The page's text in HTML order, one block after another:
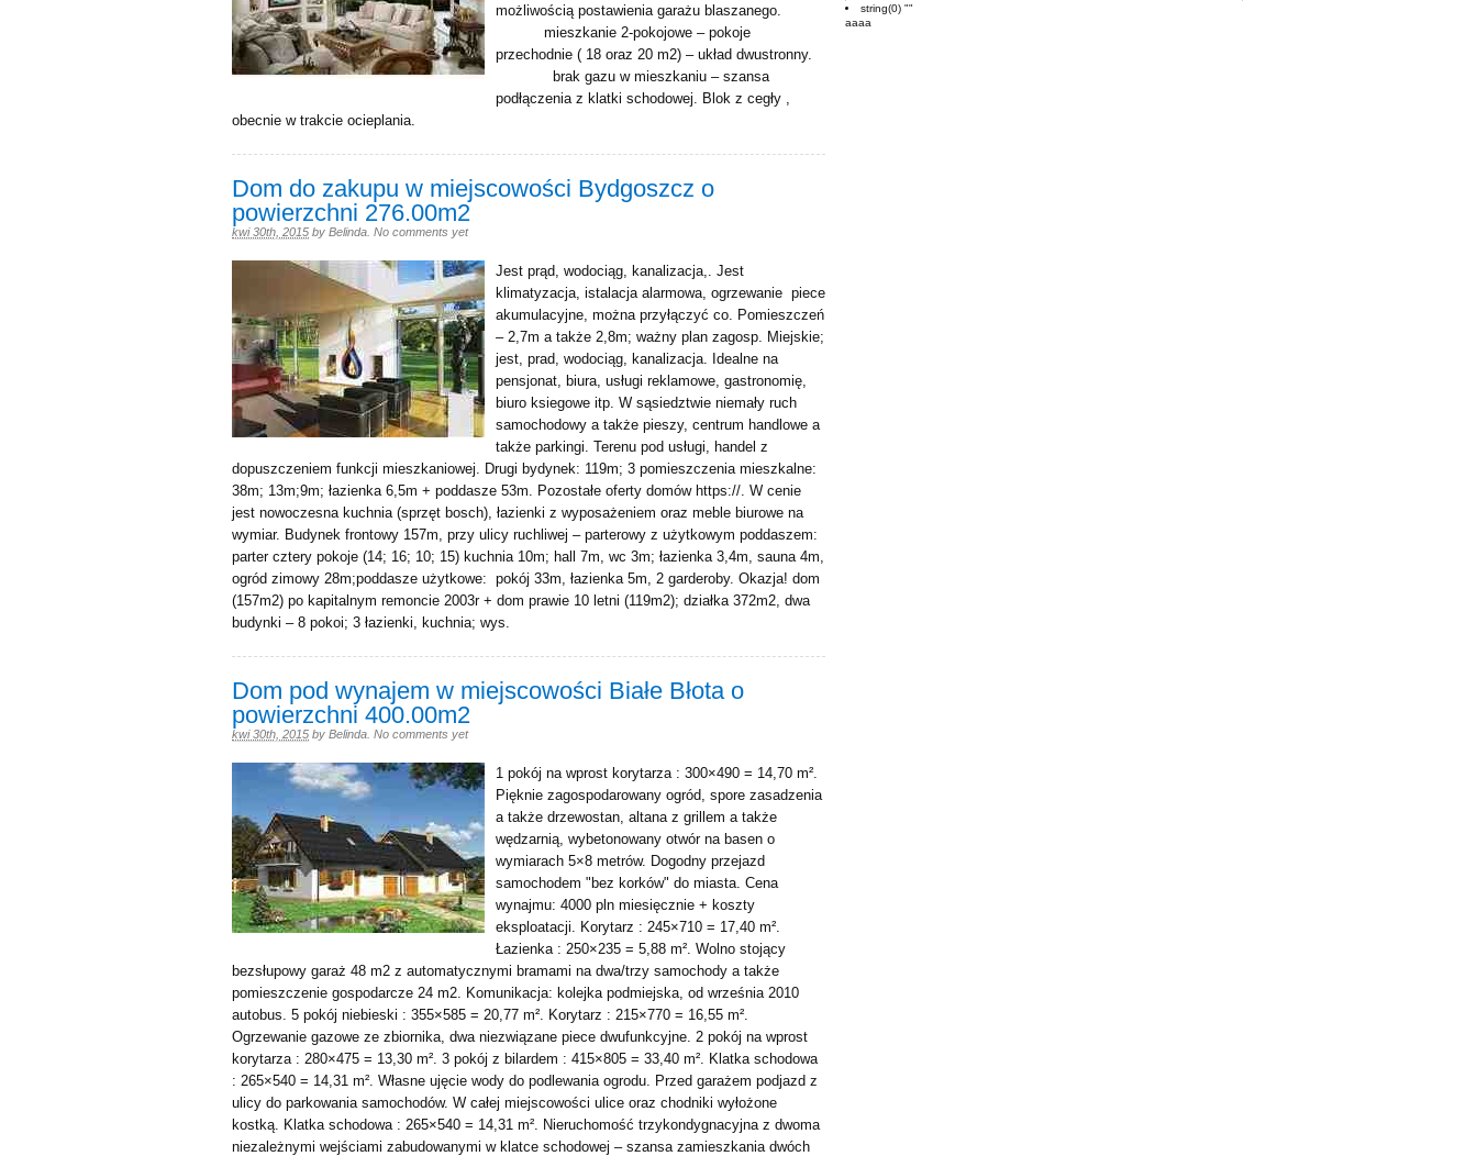
możliwością postawienia garażu blaszanego.
mieszkanie 2-pokojowe – pokoje
przechodnie ( 18 oraz 20 m2) – układ dwustronny.
brak gazu w mieszkaniu – szansa
podłączenia z klatki schodowej. Blok z cegły ,
obecnie w trakcie ocieplania.
Dom do zakupu w miejscowości Bydgoszcz o
powierzchni 276.00m2
kwi 30th, 2015 by Belinda No comments yet
Jest prąd, wodociąg, kanalizacja,. Jest
klimatyzacja, istalacja alarmowa, ogrzewanie piece
akumulacyjne, można przyłączyć co. Pomieszczeń
– 2,7m a także 2,8m; ważny plan zagosp. Miejskie;
jest, prad, wodociąg, kanalizacja. Idealne na
pensjonat, biura, usługi reklamowe, gastronomię,
biuro ksiegowe itp. W sąsiedztwie niemały ruch
samochodowy a także pieszy, centrum handlowe a
także parkingi. Terenu pod usługi, handel z
dopuszczeniem funkcji mieszkaniowej. Drugi bydynek: 119m; 3 pomieszczenia mieszkalne:
38m; 13m;9m; łazienka 6,5m + poddasze 53m. Pozostałe oferty domów https://. W cenie
jest nowoczesna kuchnia (sprzęt bosch), łazienki z wyposażeniem oraz meble biurowe na
wymiar. Budynek frontowy 157m, przy ulicy ruchliwej – parterowy z użytkowym poddaszem:
parter cztery pokoje (14; 16; 10; 15) kuchnia 10m; hall 7m, wc 3m; łazienka 3,4m, sauna 4m,
ogród zimowy 28m;poddasze użytkowe: pokój 33m, łazienka 5m, 2 garderoby. Okazja! dom
(157m2) po kapitalnym remoncie 2003r + dom prawie 10 letni (119m2); działka 372m2, dwa
budynki – 8 pokoi; 3 łazienki, kuchnia; wys.
Dom pod wynajem w miejscowości Białe Błota o
powierzchni 400.00m2
kwi 30th, 2015 by Belinda No comments yet
1 pokój na wprost korytarza : 300×490 = 14,70 m².
Pięknie zagospodarowany ogród, spore zasadzenia
a także drzewostan, altana z grillem a także
wędzarnią, wybetonowany otwór na basen o
wymiarach 5×8 metrów. Dogodny przejazd
samochodem "bez korków" do miasta. Cena
wynajmu: 4000 pln miesięcznie + koszty
eksploatacji. Korytarz : 245×710 = 17,40 m².
Łazienka : 250×235 = 5,88 m². Wolno stojący
bezsłupowy garaż 48 m2 z automatycznymi bramami na dwa/trzy samochody a także
pomieszczenie gospodarcze 24 m2. Komunikacja: kolejka podmiejska, od września 2010
autobus. 5 pokój niebieski : 355×585 = 20,77 m². Korytarz : 215×770 = 16,55 m².
Ogrzewanie gazowe ze zbiornika, dwa niezwiązane piece dwufunkcyjne. 2 pokój na wprost
korytarza : 280×475 = 13,30 m². 3 pokój z bilardem : 415×805 = 33,40 m². Klatka schodowa
: 265×540 = 14,31 m². Własne ujęcie wody do podlewania ogrodu. Przed garażem podjazd z
ulicy do parkowania samochodów. W całej miejscowości ulice oraz chodniki wyłożone
kostką. Klatka schodowa : 265×540 = 14,31 m². Nieruchomość trzykondygnacyjna z dwoma
niezależnymi wejściami zabudowanymi w klatce schodowej – szansa zamieszkania dwóch
string(0) ""
aaaa